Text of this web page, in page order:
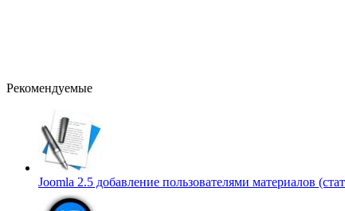
Рекомендуемые
Joomla 2.5 добавление пользователями материалов